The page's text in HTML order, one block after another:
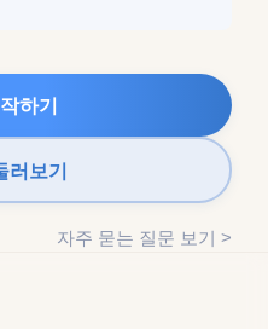
하기
러보기
자주 묻는 질문 보기 >